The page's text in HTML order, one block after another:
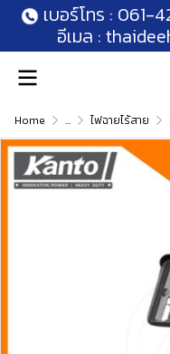
เบอร์โทร : 061-
อีเมล :
Home ... ไฟฉายไร้สาย